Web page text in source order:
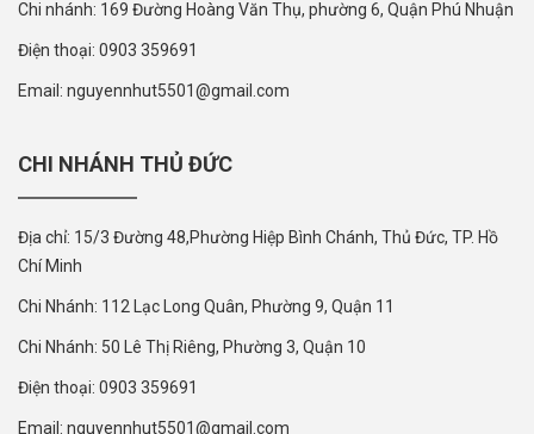
Chi nhánh: 169 Đường Hoàng Văn Thụ, phường 6, Quận Phú Nhuận
Điện thoại: 0903 359691
Email: nguyennhut5501@gmail.com
CHI NHÁNH THỦ ĐỨC
Địa chỉ: 15/3 Đường 48,Phường Hiệp Bình Chánh, Thủ Đức, TP. Hồ
Chí Minh
Chi Nhánh: 112 Lạc Long Quân, Phường 9, Quận 11
Chi Nhánh: 50 Lê Thị Riêng, Phường 3, Quận 10
Điện thoại: 0903 359691
Email: nguyennhut5501@gmail.com